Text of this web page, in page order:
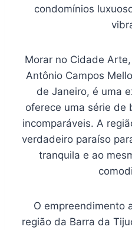
condomínios
Morar no Cidade
Antônio Campos
de Janeiro, é uma
oferece uma série de
incomparáveis. A
verdadeiro paraíso
tranquila e ao
O empreendimento
região da Barra da